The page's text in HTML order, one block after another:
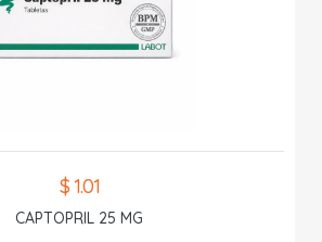
$ 1.01
CAPTOPRIL 25 MG